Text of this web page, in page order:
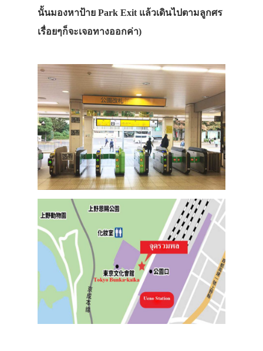
นั้นมองหาป้าย Park Exit แล้วเดินไปตามลูกศร
เรื่อยๆก็จะเจอทางออกค่า)